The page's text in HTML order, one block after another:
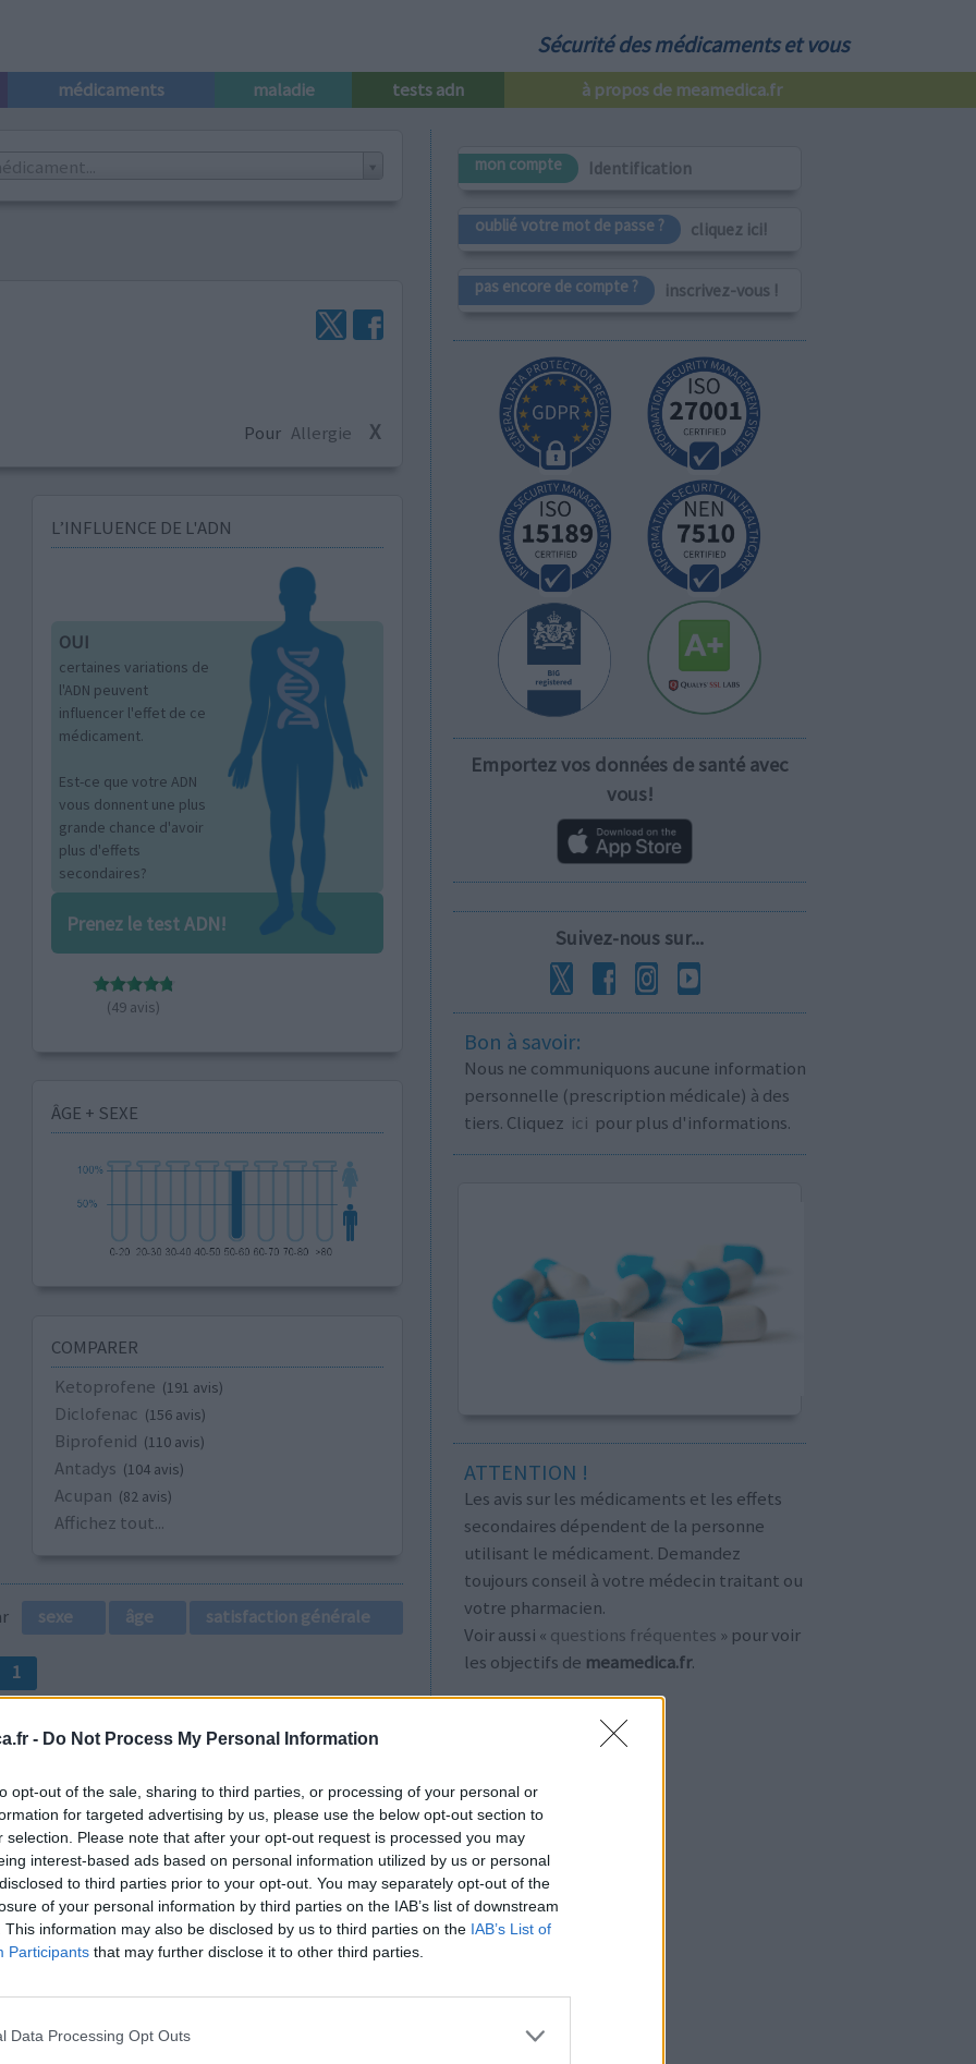
- Do Not Process My Personal Information
opt-out of the sale, sharing to third parties, or processing of your personal or
for targeted advertising by us, please use the below opt-out section to
selection. Please note that after your opt-out request is processed you may
interest-based ads based on personal information utilized by us or personal
to third parties prior to your opt-out. You may separately opt-out of the
of your personal information by third parties on the IAB’s list of downstream
This information may also be disclosed by us to third parties on the IAB’s List of
Participants that may further disclose it to other third parties.
Data Processing Opt Outs
Sécurité des médicaments et vous
médicaments maladie tests adn à propos de meamedica.fr
Pour Allergie X
L’INFLUENCE DE L'ADN
OUI
certaines variations de
l'ADN peuvent
influencer l'effet de ce
médicament.
Est-ce que votre ADN
vous donnent une plus
grande chance d'avoir
plus d'effets
secondaires?
Prenez le test ADN!
(49 avis)
ÂGE + SEXE
COMPARER
Ketoprofene (191 avis)
Diclofenac (156 avis)
Biprofenid (110 avis)
Antadys (104 avis)
Acupan (82 avis)
Affichez tout...
sexe âge satisfaction générale
1
Quantité effets
secondaires
du visage
je
l'ordre! je me gratte jusqu'au sang
je suis resté coît! ce médicament
mon compte Identification
oublié votre mot de passe ? cliquez ici!
pas encore de compte ? inscrivez-vous !
Emportez vos données de santé avec
vous!
Suivez-nous sur...
Bon à savoir:
Nous ne communiquons aucune information
personnelle (prescription médicale) à des
tiers. Cliquez ici pour plus d'informations.
ATTENTION !
Les avis sur les médicaments et les effets
secondaires dépendent de la personne
utilisant le médicament. Demandez
toujours conseil à votre médecin traitant ou
votre pharmacien.
Voir aussi « questions fréquentes » pour voir
les objectifs de meamedica.fr.